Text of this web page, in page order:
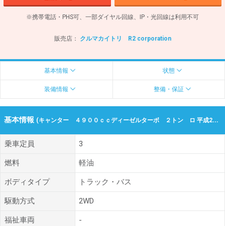
※携帯電話・PHS可、一部ダイヤル回線、IP・光回線は利用不可
販売店： クルマカイトリ R2 corporation
基本情報 状態
装備情報 整備・保証
基本情報 (キャンター ４９００ｃｃディーゼルターボ ２トン ロ 平成20年（2008年） 18.1万km 香川県高松市)
乗車定員 3
燃料 軽油
ボディタイプ トラック・バス
駆動方式 2WD
福祉車両 -